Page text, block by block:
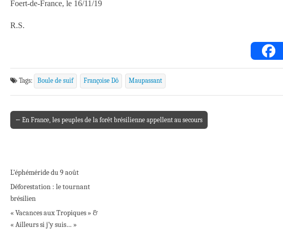
Foert-de-France, le 16/11/19
R.S.
Tags: Boule de suif Françoise Dô Maupassant
Post navigation
← En France, les peuples de la forêt brésilienne appellent au secours
L’éphéméride du 9 août
Déforestation : le tournant
brésilien
« Vacances aux Tropiques » &
« Ailleurs si j’y suis… »